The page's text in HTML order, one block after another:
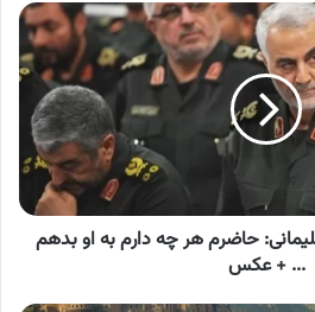
حاضرم هر چه دارم به او بدهم
... + عکس